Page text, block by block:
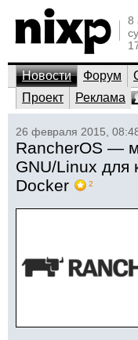
8
Новости Форум
Проект
Реклама
26 февраля 2015,
RancherOS —
GNU/Linux для
Docker
2